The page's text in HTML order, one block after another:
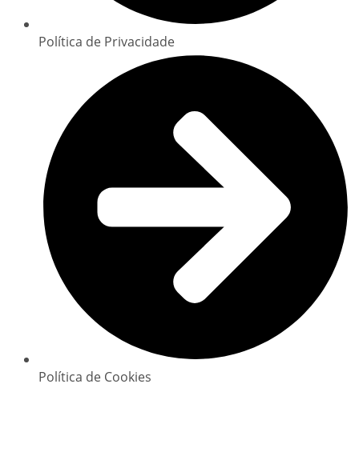
Política de Privacidade
Política de Cookies